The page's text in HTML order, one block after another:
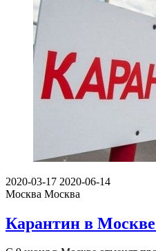
2020-03-17 2020-06-14
Москва Москва
Карантин в Москве